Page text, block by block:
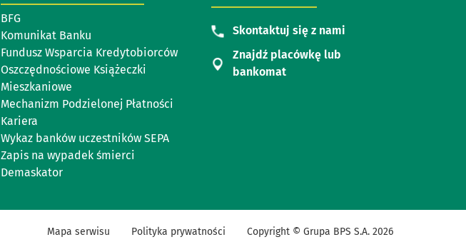
BFG
Komunikat Banku
Fundusz Wsparcia Kredytobiorców
Oszczędnościowe Książeczki
Mieszkaniowe
Mechanizm Podzielonej Płatności
Kariera
Wykaz banków uczestników SEPA
Zapis na wypadek śmierci
Demaskator
Skontaktuj się z nami
Znajdź placówkę lub
bankomat
Mapa serwisu Polityka prywatności Copyright © Grupa BPS S.A. 2026